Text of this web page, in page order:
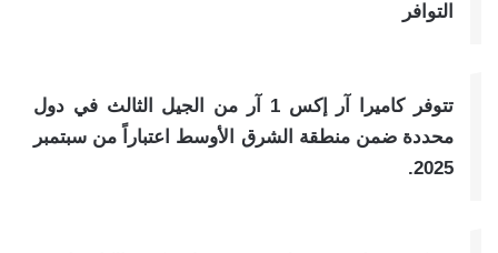
التوافر
تتوفر كاميرا آر إكس 1 آر من الجيل الثالث في دول
محددة ضمن منطقة الشرق الأوسط اعتباراً من سبتمبر
2025.